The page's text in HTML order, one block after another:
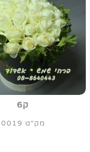
ק6
מק"ט 0019